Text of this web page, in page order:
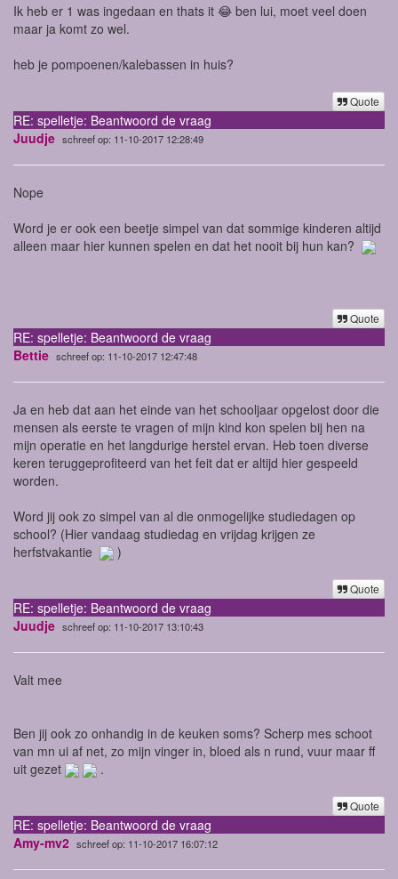
Ik heb er 1 was ingedaan en thats it 😂 ben lui, moet veel doen
maar ja komt zo wel.
heb je pompoenen/kalebassen in huis?
Quote
RE: spelletje: Beantwoord de vraag
Juudje schreef op: 11-10-2017 12:28:49
Nope
Word je er ook een beetje simpel van dat sommige kinderen altijd
alleen maar hier kunnen spelen en dat het nooit bij hun kan?
Quote
RE: spelletje: Beantwoord de vraag
Bettie schreef op: 11-10-2017 12:47:48
Ja en heb dat aan het einde van het schooljaar opgelost door die
mensen als eerste te vragen of mijn kind kon spelen bij hen na
mijn operatie en het langdurige herstel ervan. Heb toen diverse
keren teruggeprofiteerd van het feit dat er altijd hier gespeeld
worden.
Word jij ook zo simpel van al die onmogelijke studiedagen op
school? (Hier vandaag studiedag en vrijdag krijgen ze
herfstvakantie
)
Quote
RE: spelletje: Beantwoord de vraag
Juudje schreef op: 11-10-2017 13:10:43
Valt mee
Ben jij ook zo onhandig in de keuken soms? Scherp mes schoot
van mn ui af net, zo mijn vinger in, bloed als n rund, vuur maar ff
uit gezet
.
Quote
RE: spelletje: Beantwoord de vraag
Amy-mv2 schreef op: 11-10-2017 16:07:12